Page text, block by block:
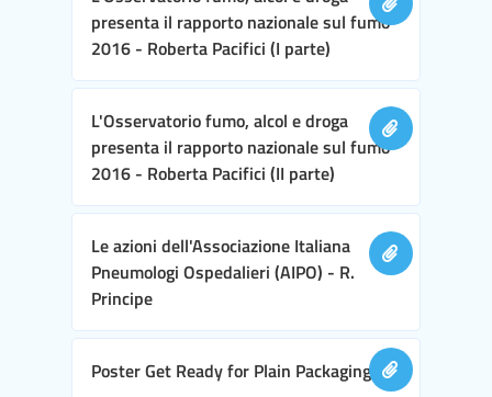
presenta il rapporto nazionale sul fumo
2016 - Roberta Pacifici (I parte)
L'Osservatorio fumo, alcol e droga
presenta il rapporto nazionale sul fumo
2016 - Roberta Pacifici (II parte)
Le azioni dell'Associazione Italiana
Pneumologi Ospedalieri (AIPO) - R.
Principe
Poster Get Ready for Plain Packaging